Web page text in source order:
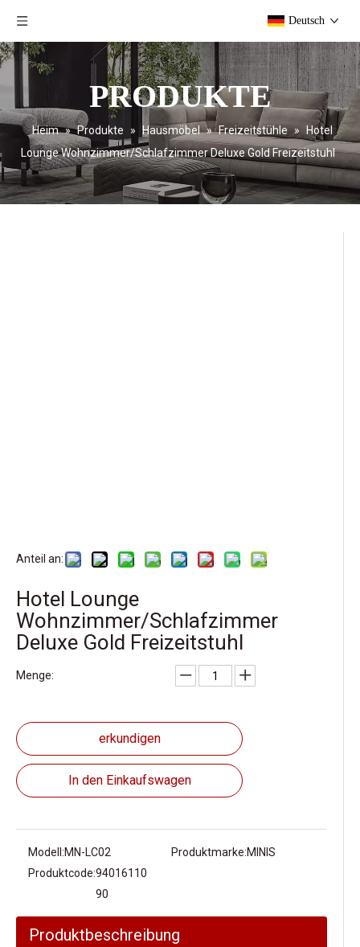
Deutsch
PRODUKTE
Heim » Produkte » Hausmöbel » Freizeitstühle »
Hotel
Lounge Wohnzimmer/Schlafzimmer Deluxe Gold Freizeitstuhl
Anteil an:
Hotel Lounge
Wohnzimmer/Schlafzimmer
Deluxe Gold Freizeitstuhl
Menge:
erkundigen
In den Einkaufswagen
Modell:MN-LC02 Produktmarke:MINIS
Produktcode:94016110
90
Produktbeschreibung